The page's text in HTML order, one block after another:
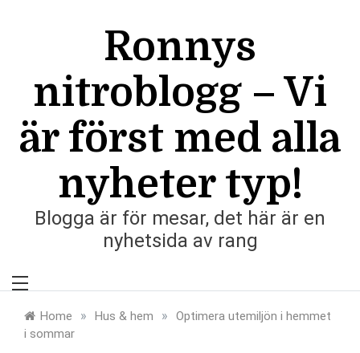
Ronnys
nitroblogg – Vi
är först med alla
nyheter typ!
Blogga är för mesar, det här är en
nyhetsida av rang
Home » Hus & hem »
Optimera utemiljön i hemmet
i sommar